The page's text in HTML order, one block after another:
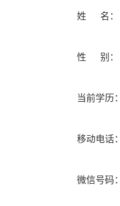
姓 名：
性 别：
当前学历：
移动电话：
微信号码：